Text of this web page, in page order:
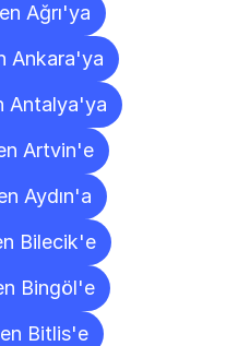
Ağrı'ya
Ankara'ya
Antalya'ya
Artvin'e
Aydın'a
Bilecik'e
Bingöl'e
Bitlis'e